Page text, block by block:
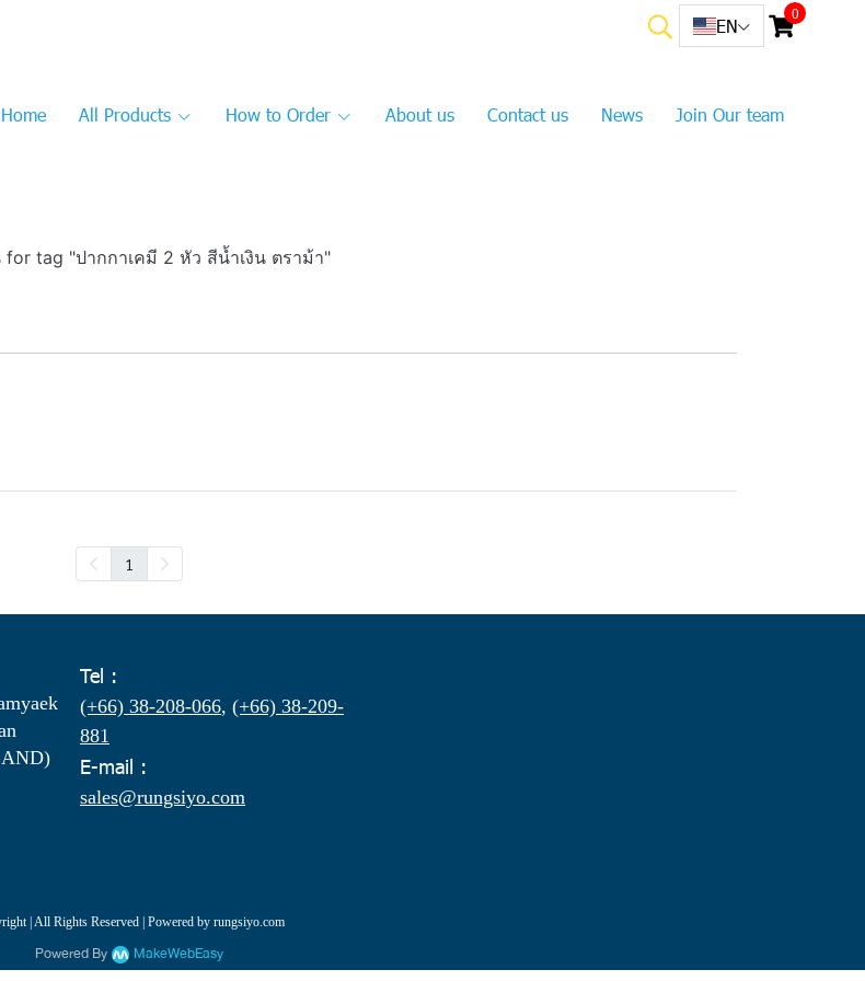
EN
0
Home All Products How to Order About us Contact us News Join Our team
for tag "ปากกาเคมี 2 หัว สีน้ำเงิน ตราม้า"
1
Tel :
(+66) 38-208-066, (+66) 38-209-
881
E-mail :
sales@rungsiyo.com
| All Rights Reserved | Powered by rungsiyo.com
Powered By MakeWebEasy